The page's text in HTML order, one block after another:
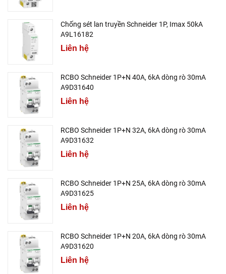
Chống sét lan truyền Schneider 1P, Imax 50kA
A9L16182
Liên hệ
RCBO Schneider 1P+N 40A, 6kA dòng rò 30mA
A9D31640
Liên hệ
RCBO Schneider 1P+N 32A, 6kA dòng rò 30mA
A9D31632
Liên hệ
RCBO Schneider 1P+N 25A, 6kA dòng rò 30mA
A9D31625
Liên hệ
RCBO Schneider 1P+N 20A, 6kA dòng rò 30mA
A9D31620
Liên hệ